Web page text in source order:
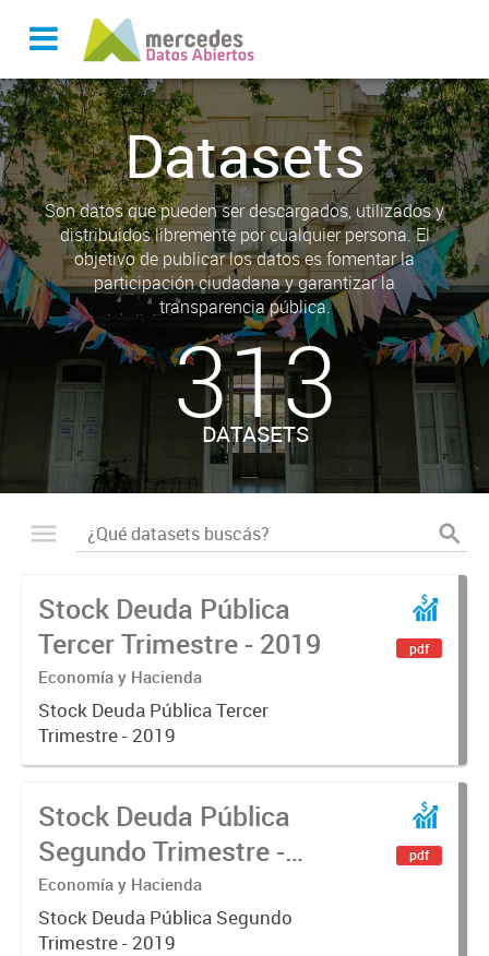
Datasets
Son datos que pueden ser descargados, utilizados y
distribuidos libremente por cualquier persona. El
objetivo de publicar los datos es fomentar la
participación ciudadana y garantizar la
transparencia pública.
313
DATASETS
Stock Deuda Pública
Tercer Trimestre - 2019
Economía y Hacienda
Stock Deuda Pública Tercer
Trimestre - 2019
pdf
Stock Deuda Pública
Segundo Trimestre -
2019
Economía y Hacienda
Stock Deuda Pública Segundo
Trimestre - 2019
pdf